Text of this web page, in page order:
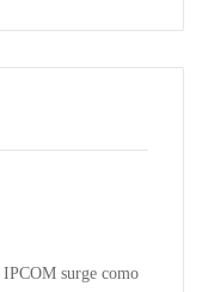
surge como